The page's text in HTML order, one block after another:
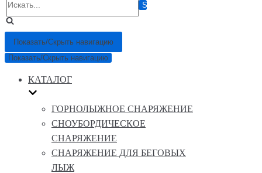
Показать/Скрыть навигацию
Показать/Скрыть навигацию
КАТАЛОГ
ГОРНОЛЫЖНОЕ СНАРЯЖЕНИЕ
СНОУБОРДИЧЕСКОЕ
СНАРЯЖЕНИЕ
СНАРЯЖЕНИЕ ДЛЯ БЕГОВЫХ
ЛЫЖ